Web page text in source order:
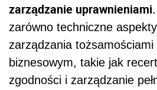
zarządzanie uprawnieniami.
zarówno techniczne
zarządzania
biznesowym, takie jak
zgodności i zarządzanie